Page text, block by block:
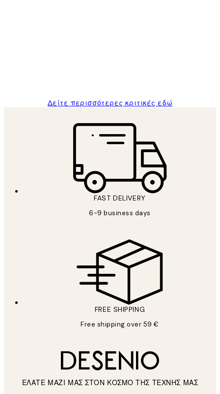
Δείτε περισσότερες κριτικές εδώ
FAST DELIVERY
6-9 business days
FREE SHIPPING
Free shipping over 59 €
ΕΛΑΤΕ ΜΑΖΙ ΜΑΣ ΣΤΟΝ ΚΟΣΜΟ ΤΗΣ ΤΕΧΝΗΣ ΜΑΣ